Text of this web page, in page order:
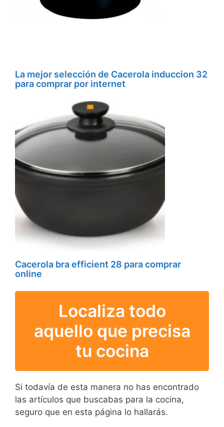
La mejor selección de Cacerola induccion 32
para comprar por internet
Cacerola bra efficient 28 para comprar
online
Localiza todo
aquello que precisa
tu cocina
Si todavía de esta manera no has encontrado
las artículos que buscabas para la cocina,
seguro que en esta página lo hallarás.